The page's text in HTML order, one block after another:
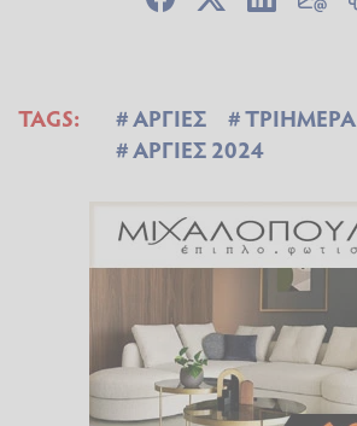
TAGS: ΑΡΓΙΕΣ
ΤΡΙΗΜΕΡΑ
ΑΡΓΙΕΣ 2024